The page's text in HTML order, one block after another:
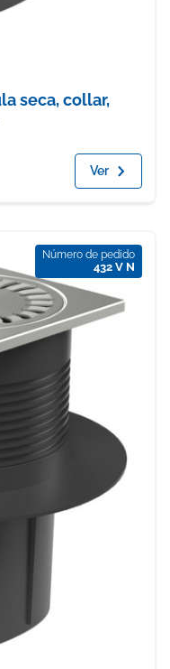
seca, collar,
Ver
Número de pedido
432 V N